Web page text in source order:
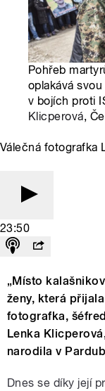
Pohřeb
oplakává
v bojích proti
Klicperová,
Válečná fotografka
23:50
„Místo
ženy, která
fotografka,
Lenka
narodila v
Dnes se díky její